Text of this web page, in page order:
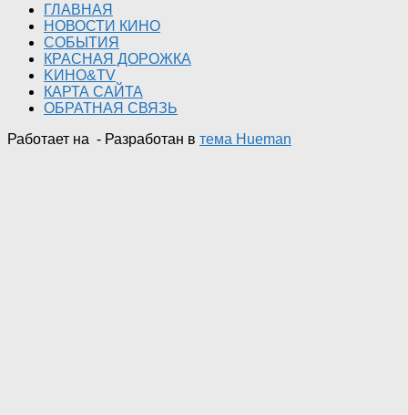
ГЛАВНАЯ
НОВОСТИ КИНО
СОБЫТИЯ
КРАСНАЯ ДОРОЖКА
KИНО&TV
КАРТА САЙТА
ОБРАТНАЯ СВЯЗЬ
Работает на - Разработан в тема Hueman